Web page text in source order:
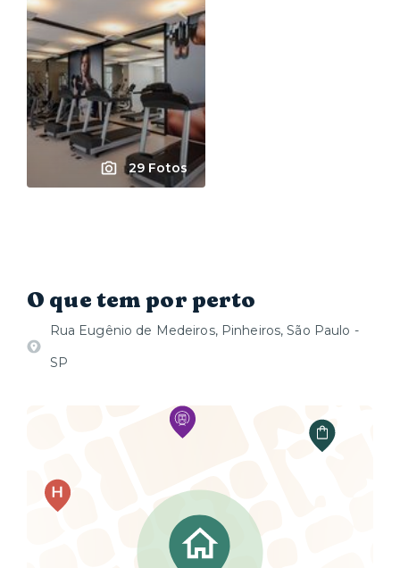
29 Fotos
O que tem por perto
Rua Eugênio de Medeiros, Pinheiros, São Paulo -
SP